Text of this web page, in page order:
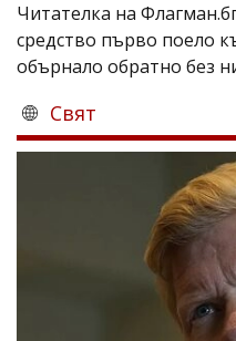
Читателка на
средство първо поело
обърнало обратно без
Свят